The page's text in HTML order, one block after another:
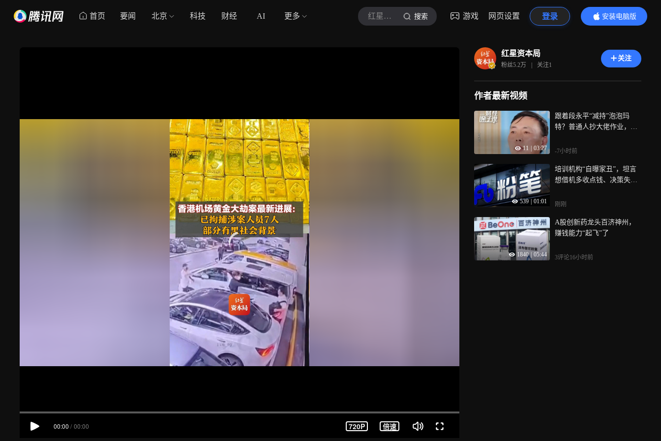
首页 要闻 北京 科技 财经 AI 更多 红星资本局 搜索 游戏 网页设置 登录
安装电脑版
内容更精彩
00:00 / 00:00 720P 倍速
红星资本局
粉丝5.2万 | 关注1
关注
作者最新视频
11 03:27
跟着段永平“减持”泡泡玛
特？普通人抄大佬作业，小
-7小时前
539 01:01
培训机构“自曝家丑”，坦言
想借机多收点钱、决策失
刚刚
1840 05:44
A股创新药龙头百济神州，
赚钱能力“起飞”了
3评论16小时前